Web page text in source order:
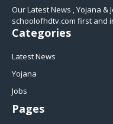
Our Latest News , Yojana &
schoolofhdtv.com first and
Categories
Latest News
Yojana
Jobs
Pages